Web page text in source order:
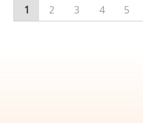
1 2 3 4 5